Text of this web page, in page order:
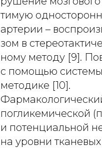
тимую
артерии –
зом в
ному методу [9].
с помощью системы
методике [10].
погликемической
и потенциальной
на уровни